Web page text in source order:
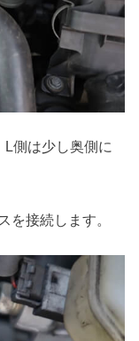
側は少し奥側に
を接続します。